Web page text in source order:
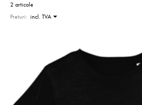
2 articole
Preturi: incl. TVA